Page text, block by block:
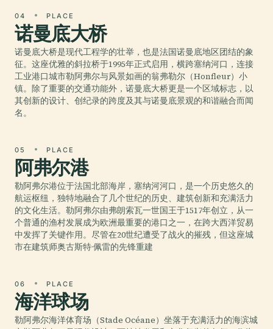
04 PLACE
诺曼底大桥
诺曼底大桥是现代工程学的壮举，也是法国诺曼底地区团结的象
征。这座优雅的斜拉桥于1995年正式启用，横跨塞纳河口，连接
工业港口城市勒阿弗尔与风景如画的翁弗勒尔（Honfleur）小
镇。除了重要的交通功能外，诺曼底大桥更是一个区域标志，以
其创新的设计、创纪录的跨度及其与诺曼底景观的和谐融合而闻
名。
05 PLACE
阿弗尔港
勒阿弗尔港位于法国北部海岸，塞纳河河口，是一个历史悠久的
航运枢纽，独特地融合了几个世纪的历史、建筑创新和充满活力
的文化生活。勒阿弗尔由弗朗索瓦一世国王于1517年创立，从一
个普通的渔村发展成为欧洲最重要的港口之一，在跨大西洋贸易
中发挥了关键作用。尽管在20世纪遭受了战火的摧残，但这座城
市在建筑师奥古斯特·佩雷的先锋重建
06 PLACE
海洋球场
勒阿弗尔海洋体育场（Stade Océane）坐落于充满活力的海滨城